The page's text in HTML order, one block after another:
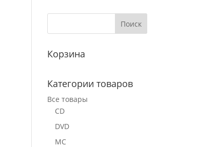
Корзина
Категории товаров
Все товары
CD
DVD
MC